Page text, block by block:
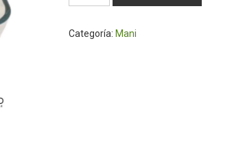
sin
145gr
Categoría: Mani